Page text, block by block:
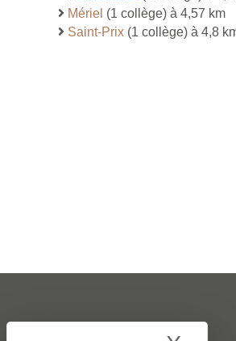
Mériel (1 collège) à 4,57 km
Saint-Prix (1 collège) à 4,8